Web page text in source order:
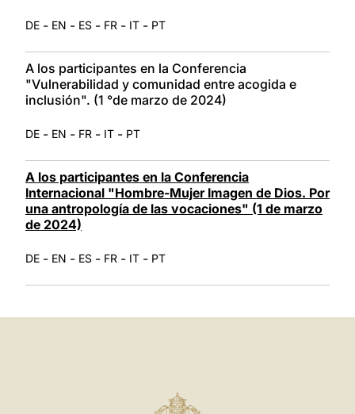
DE - EN - ES - FR - IT - PT
A los participantes en la Conferencia
"Vulnerabilidad y comunidad entre acogida e
inclusión". (1 °de marzo de 2024)
DE - EN - FR - IT - PT
A los participantes en la Conferencia
Internacional "Hombre-Mujer Imagen de Dios. Por
una antropología de las vocaciones" (1 de marzo
de 2024)
DE - EN - ES - FR - IT - PT